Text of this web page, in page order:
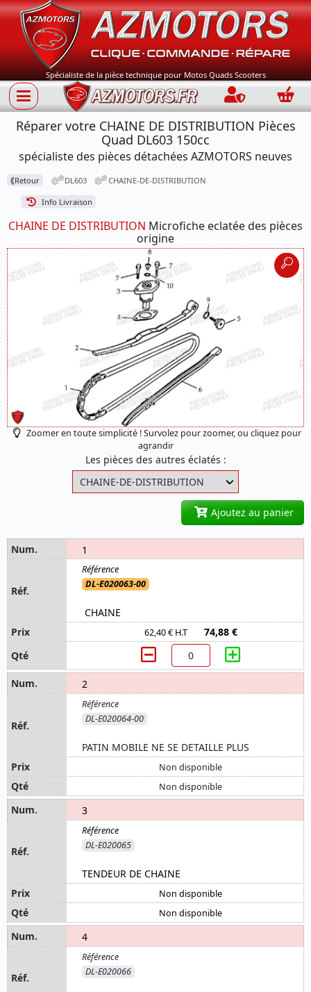
Spécialiste de la pièce technique pour Motos Quads Scooters
Connection
Réparer votre CHAINE DE DISTRIBUTION Pièces
Quad DL603 150cc
spécialiste des pièces détachées AZMOTORS neuves
⟪Retour DL603 CHAINE-DE-DISTRIBUTION
Info Livraison
CHAINE DE DISTRIBUTION Microfiche eclatée des pièces
origine
Zoomer en toute simplicité ! Survolez pour zoomer, ou cliquez pour
agrandir
Les pièces des autres éclatés :
Ajoutez au panier
1
DL-E020063-00
CHAINE
62,40 € H.T 74,88 €
2
DL-E020064-00
PATIN MOBILE NE SE DETAILLE PLUS
Non disponible
Non disponible
3
DL-E020065
TENDEUR DE CHAINE
Non disponible
Non disponible
4
DL-E020066